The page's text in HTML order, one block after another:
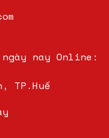
nay Online:
TP.Huế